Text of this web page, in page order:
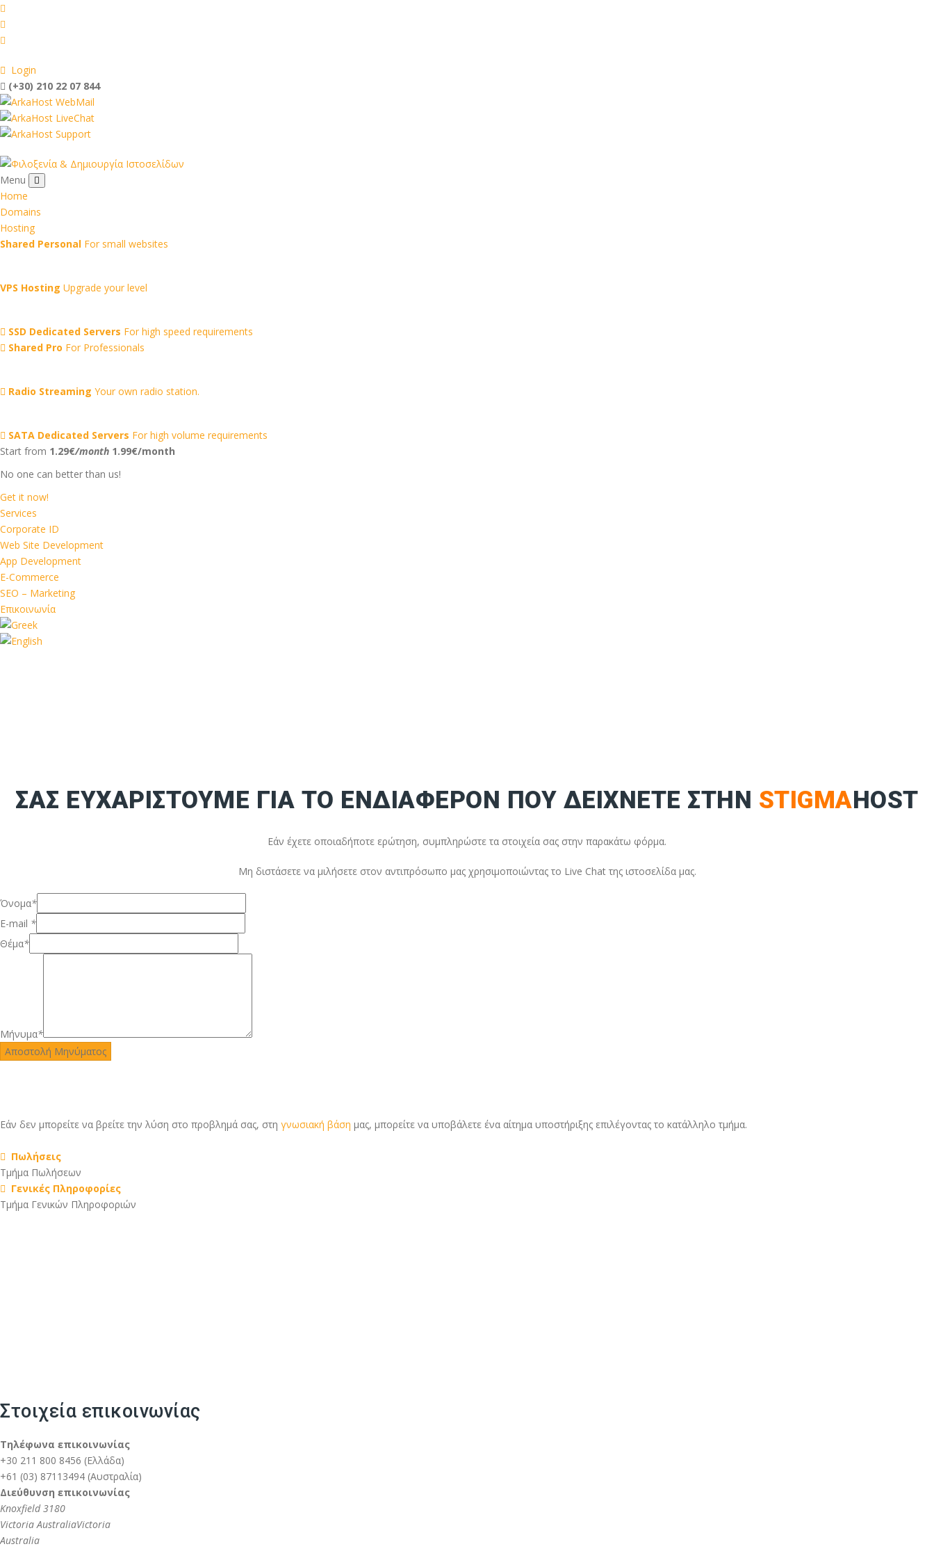
Login
(+30) 210 22 07 844
WebMail
LiveChat
Support
Menu
Home
Domains
Hosting
Shared Personal For small websites
VPS Hosting Upgrade your level
SSD Dedicated Servers For high speed requirements
Shared Pro For Professionals
Radio Streaming Your own radio station.
SATA Dedicated Servers For high volume requirements
Start from 1.29€/month 1.99€/month
No one can better than us!
Get it now!
Services
Corporate ID
Web Site Development
App Development
E-Commerce
SEO – Marketing
Επικοινωνία
ΣΑΣ ΕΥΧΑΡΙΣΤΟΥΜΕ ΓΙΑ ΤΟ ΕΝΔΙΑΦΕΡΟΝ ΠΟΥ ΔΕΙΧΝΕΤΕ ΣΤΗΝ STIGMAHOST
Εάν έχετε οποιαδήποτε ερώτηση, συμπληρώστε τα στοιχεία σας στην παρακάτω φόρμα.
Μη διστάσετε να μιλήσετε στον αντιπρόσωπο μας χρησιμοποιώντας το Live Chat της ιστοσελίδα μας.
Όνομα*
E-mail *
Θέμα*
Μήνυμα*
Εάν δεν μπορείτε να βρείτε την λύση στο προβλημά σας, στη γνωσιακή βάση μας, μπορείτε να υποβάλετε ένα αίτημα υποστήριξης επιλέγοντας το κατάλληλο τμήμα.
Πωλήσεις
Τμήμα Πωλήσεων
Γενικές Πληροφορίες
Τμήμα Γενικών Πληροφοριών
Στοιχεία επικοινωνίας
Τηλέφωνα επικοινωνίας
+30 211 800 8456 (Ελλάδα)
+61 (03) 87113494 (Αυστραλία)
Διεύθυνση επικοινωνίας
Knoxfield 3180
Victoria AustraliaVictoria
Australia